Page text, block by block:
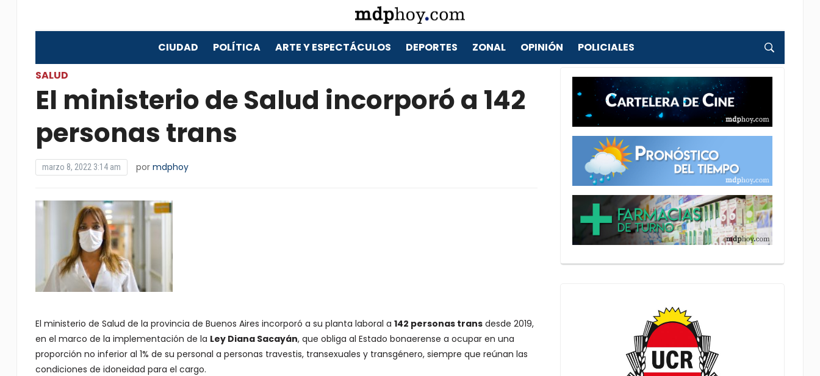
CIUDAD POLÍTICA ARTE Y ESPECTÁCULOS DEPORTES ZONAL OPINIÓN
POLICIALES
SALUD
El ministerio de Salud incorporó a 142
personas trans
marzo 8, 2022 3:14 am por mdphoy
El ministerio de Salud de la provincia de Buenos Aires incorporó a su planta laboral a 142 personas transdesde 2019,
en el marco de la implementación de la Ley Diana Sacayán, que obliga al Estado bonaerense a ocupar en una
proporción no inferior al 1% de su personal a personas travestis, transexuales y transgénero, siempre que reúnan las
condiciones de idoneidad para el cargo.